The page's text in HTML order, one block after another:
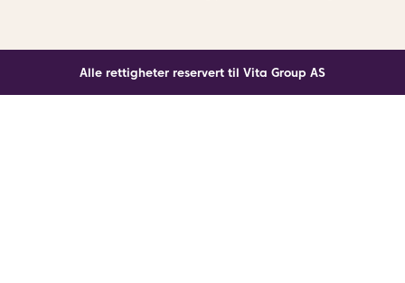
Alle rettigheter reservert til Vita Group AS